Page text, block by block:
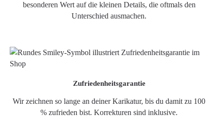
besonderen Wert auf die kleinen Details, die oftmals den
Unterschied ausmachen.
Zufriedenheitsgarantie
Wir zeichnen so lange an deiner Karikatur, bis du damit zu 100
% zufrieden bist. Korrekturen sind inklusive.